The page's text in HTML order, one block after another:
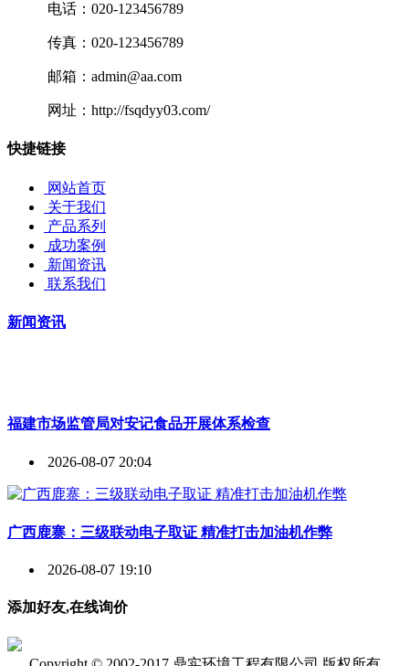
电话：020-123456789
传真：020-123456789
邮箱：admin@aa.com
网址：http://fsqdyy03.com/
快捷链接
网站首页
关于我们
产品系列
成功案例
新闻资讯
联系我们
新闻资讯
福建市场监管局对安记食品开展体系检查
2026-08-07 20:04
广西鹿寨：三级联动电子取证 精准打击加油机作弊​
2026-08-07 19:10
添加好友,在线询价